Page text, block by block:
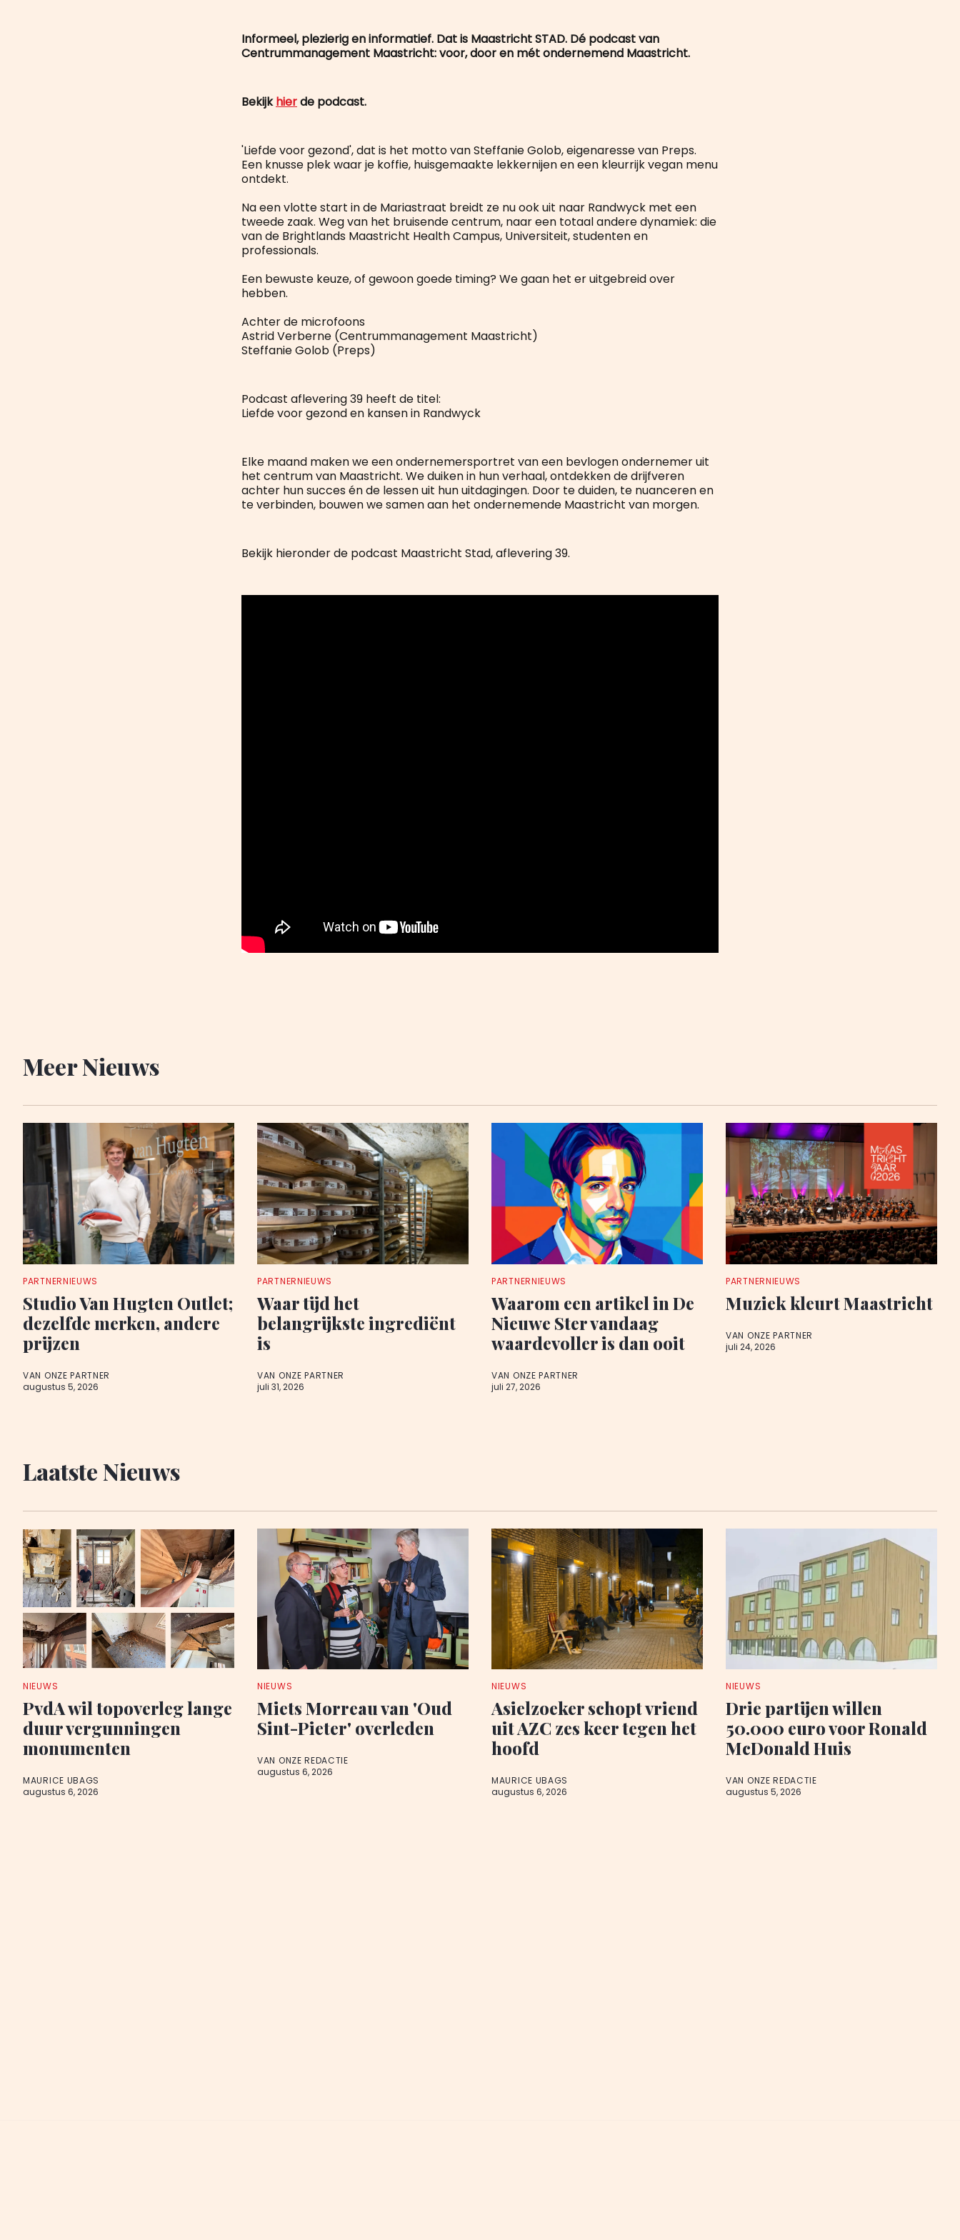
Informeel, plezierig en informatief. Dat is Maastricht STAD. Dé podcast van
Centrummanagement Maastricht: voor, door en mét ondernemend Maastricht.
Bekijkhierde podcast.
'Liefde voor gezond', dat is het motto van Steffanie Golob, eigenaresse van Preps.
Een knusse plek waar je koffie, huisgemaakte lekkernijen en een kleurrijk vegan menu
ontdekt.
Na een vlotte start in de Mariastraat breidt ze nu ook uit naar Randwyck met een
tweede zaak. Weg van het bruisende centrum, naar een totaal andere dynamiek: die
van de Brightlands Maastricht Health Campus, Universiteit, studenten en
professionals.
Een bewuste keuze, of gewoon goede timing? We gaan het er uitgebreid over
hebben.
Achter de microfoons
Astrid Verberne (Centrummanagement Maastricht)
Steffanie Golob (Preps)
Podcast aflevering 39 heeft de titel:
Liefde voor gezond en kansen in Randwyck
Elke maand maken we een ondernemersportret van een bevlogen ondernemer uit
het centrum van Maastricht. We duiken in hun verhaal, ontdekken de drijfveren
achter hun succes én de lessen uit hun uitdagingen. Door te duiden, te nuanceren en
te verbinden, bouwen we samen aan het ondernemende Maastricht van morgen.
Bekijk hieronder de podcast Maastricht Stad, aflevering 39.
Meer Nieuws
PARTNERNIEUWS
Studio Van Hugten Outlet;
dezelfde merken, andere
prijzen
VAN ONZE PARTNER
augustus 5, 2026
PARTNERNIEUWS
Waar tijd het
belangrijkste ingrediënt
is
VAN ONZE PARTNER
juli 31, 2026
PARTNERNIEUWS
Waarom een artikel in De
Nieuwe Ster vandaag
waardevoller is dan ooit
VAN ONZE PARTNER
juli 27, 2026
PARTNERNIEUWS
Muziek kleurt Maastricht
VAN ONZE PARTNER
juli 24, 2026
Laatste Nieuws
NIEUWS
PvdA wil topoverleg lange
duur vergunningen
monumenten
MAURICE UBAGS
augustus 6, 2026
NIEUWS
Miets Morreau van 'Oud
Sint-Pieter' overleden
VAN ONZE REDACTIE
augustus 6, 2026
NIEUWS
Asielzoeker schopt vriend
uit AZC zes keer tegen het
hoofd
MAURICE UBAGS
augustus 6, 2026
NIEUWS
Drie partijen willen
50.000 euro voor Ronald
McDonald Huis
VAN ONZE REDACTIE
augustus 5, 2026